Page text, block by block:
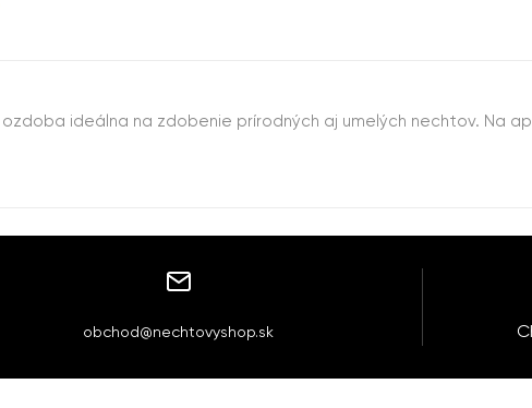
ideálna na zdobenie prírodných aj umelých nechtov. Na
obchod@nechtovyshop.sk